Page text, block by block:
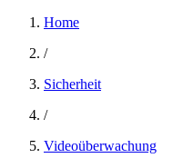
Home
/
Sicherheit
/
Videoüberwachung